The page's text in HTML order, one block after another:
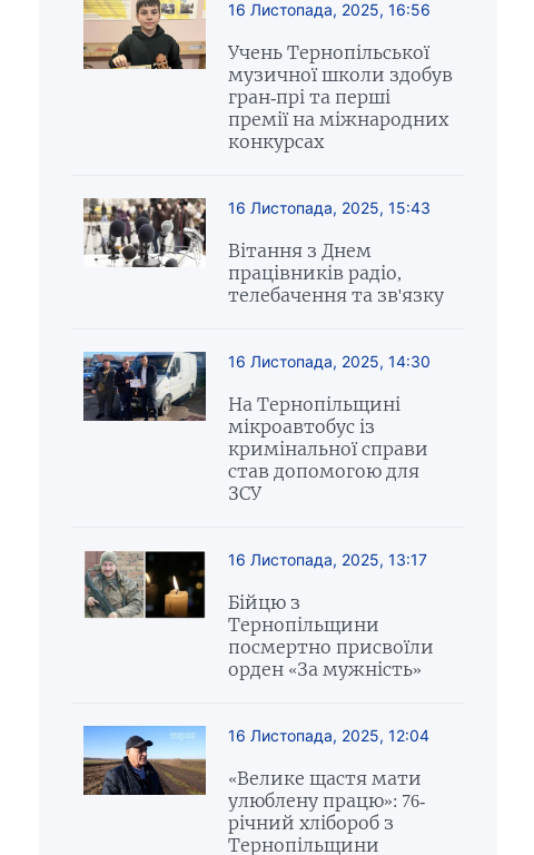
16 Листопада, 2025, 16:56
Учень Тернопільської
музичної школи здобув
гран-прі та перші
премії на міжнародних
конкурсах
16 Листопада, 2025, 15:43
Вітання з Днем
працівників радіо,
телебачення та зв'язку
16 Листопада, 2025, 14:30
На Тернопільщині
мікроавтобус із
кримінальної справи
став допомогою для
ЗСУ
16 Листопада, 2025, 13:17
Бійцю з
Тернопільщини
посмертно присвоїли
орден «За мужність»
16 Листопада, 2025, 12:04
«Велике щастя мати
улюблену працю»: 76-
річний хлібороб з
Тернопільщини